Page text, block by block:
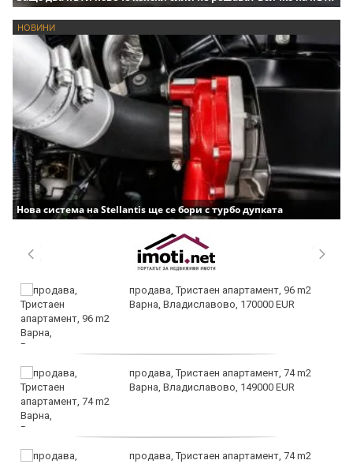
НОВИНИ
Нова система на Stellantis ще се бори с турбо дупката
продава, Тристаен апартамент, 96 m2
Варна, Владиславово, 170000 EUR
продава, Тристаен апартамент, 74 m2
Варна, Владиславово, 149000 EUR
продава, Тристаен апартамент, 74 m2